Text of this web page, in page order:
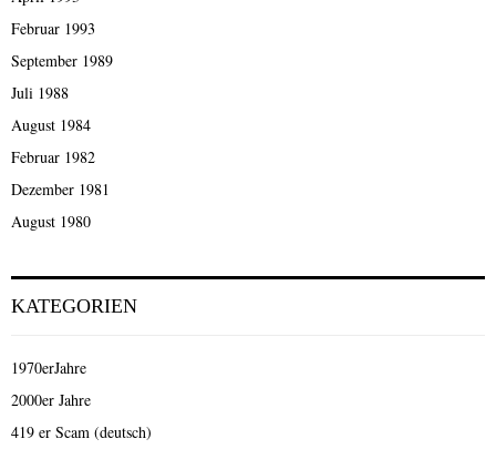
Februar 1993
September 1989
Juli 1988
August 1984
Februar 1982
Dezember 1981
August 1980
KATEGORIEN
1970erJahre
2000er Jahre
419 er Scam (deutsch)